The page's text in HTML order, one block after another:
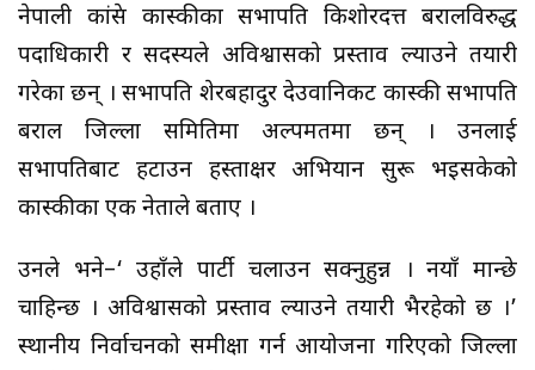
नेपाली कांग्रेस कास्कीका सभापति किशोरदत्त बरालविरुद्ध
पदाधिकारी र सदस्यले अविश्वासको प्रस्ताव ल्याउने तयारी
गरेका छन् । सभापति शेरबहादुर देउवानिकट कास्की सभापति
बराल जिल्ला समितिमा अल्पमतमा छन् । उनलाई
सभापतिबाट हटाउन हस्ताक्षर अभियान सुरू भइसकेको
कास्कीका एक नेताले बताए ।
उनले भने–‘ उहाँले पार्टी चलाउन सक्नुहुन्न । नयाँ मान्छे
चाहिन्छ । अविश्वासको प्रस्ताव ल्याउने तयारी भैरहेको छ ।’
स्थानीय निर्वाचनको समीक्षा गर्न आयोजना गरिएको जिल्ला